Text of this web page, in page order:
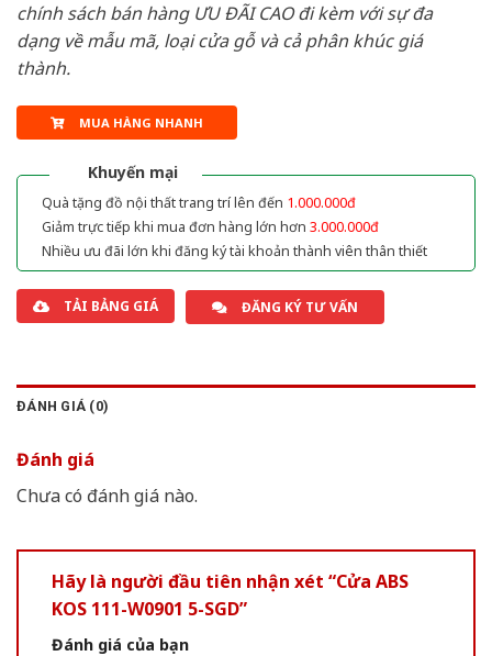
chính sách bán hàng ƯU ĐÃI CAO đi kèm với sự đa
dạng về mẫu mã, loại cửa gỗ và cả phân khúc giá
thành.
MUA HÀNG NHANH
Khuyến mại
Quà tặng đồ nội thất trang trí lên đến 1.000.000đ
Giảm trực tiếp khi mua đơn hàng lớn hơn 3.000.000đ
Nhiều ưu đãi lớn khi đăng ký tài khoản thành viên thân thiết
TẢI BẢNG GIÁ ĐĂNG KÝ TƯ VẤN
ĐÁNH GIÁ (0)
Đánh giá
Chưa có đánh giá nào.
Hãy là người đầu tiên nhận xét “Cửa ABS
KOS 111-W0901 5-SGD”
Đánh giá của bạn